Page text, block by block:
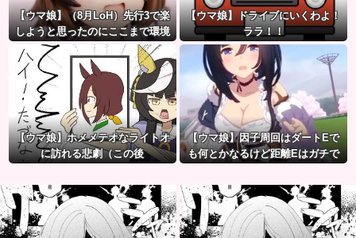
【ウマ娘】（8月LoH）先行3で楽
しようと思ったのにここまで環境
が変わるとは思わなかったのだ…
【ウマ娘】ドライブにいくわよ！
ララ！！
【ウマ娘】ホメメテオなライトオ
に訪れる悲劇（この後
【ウマ娘】因子周回はダートEで
も何とかなるけど距離Eはガチで